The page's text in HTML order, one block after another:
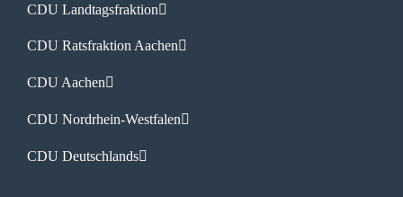
CDU Landtagsfraktion
CDU Ratsfraktion Aachen
CDU Aachen
CDU Nordrhein-Westfalen
CDU Deutschlands